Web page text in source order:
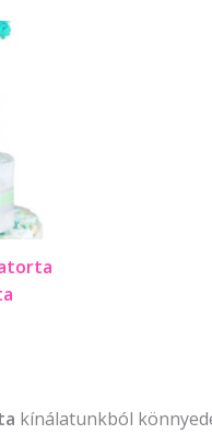
kínálatunkból